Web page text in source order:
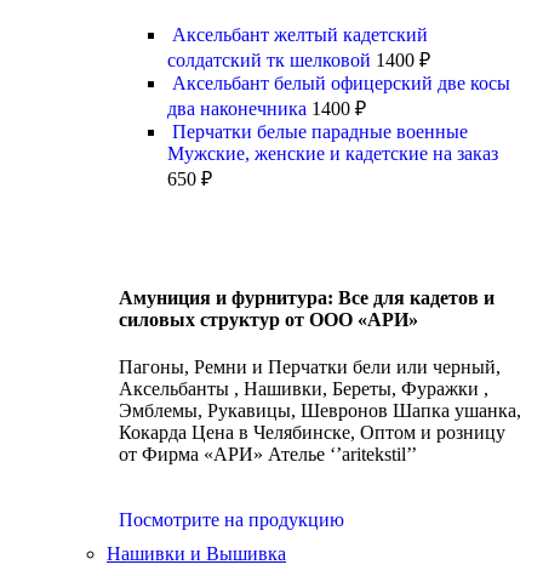
Аксельбант желтый кадетский
солдатский тк шелковой 1400 ₽
Аксельбант белый офицерский две косы
два наконечника 1400 ₽
Перчатки белые парадные военные
Мужские, женские и кадетские на заказ
650 ₽
Амуниция и фурнитура: Все для кадетов и
силовых структур от ООО «АРИ»
Пагоны, Ремни и Перчатки бели или черный,
Аксельбанты , Нашивки, Береты, Фуражки ,
Эмблемы, Рукавицы, Шевронов Шапка ушанка,
Кокарда Цена в Челябинске, Оптом и розницу
от Фирма «АРИ» Ателье ‘’aritekstil’’
Посмотрите на продукцию
Нашивки и Вышивка